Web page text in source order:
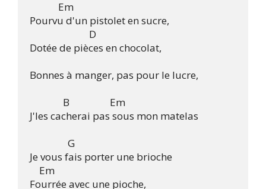
            Em
Pourvu d'un pistolet en sucre,
                         D
Dotée de pièces en chocolat,
Bonnes à manger, pas pour le lucre,
              B                 Em
J'les cacherai pas sous mon matelas
Je vous fais porter une brioche
    Em
Fourrée avec une pioche,